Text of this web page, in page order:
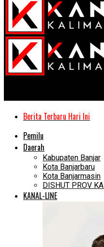
Berita Terbaru Hari Ini
Pemilu
Daerah
Kabupaten Banjar
Kota Banjarbaru
Kota Banjarmasin
DISHUT PROV
KANAL-LINE